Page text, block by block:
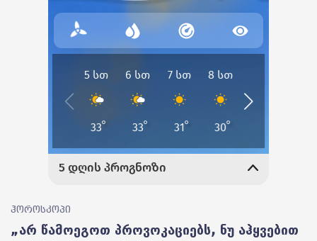
ჰოროსკოპი
„არ წამოეგოთ პროვოკაციებს, ნუ აჰყვებით